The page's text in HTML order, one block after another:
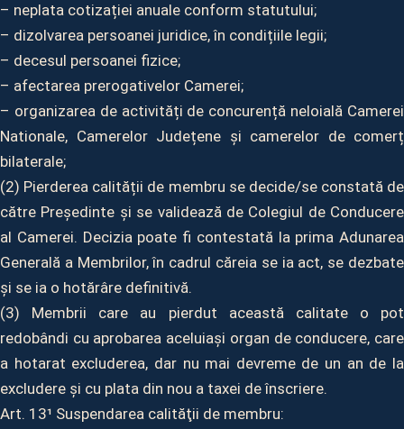
– neplata cotizației anuale conform statutului;
– dizolvarea persoanei juridice, în condițiile legii;
– decesul persoanei fizice;
– afectarea prerogativelor Camerei;
– organizarea de activități de concurență neloială Camerei
Nationale, Camerelor Județene și camerelor de comerț
bilaterale;
(2) Pierderea calității de membru se decide/se constată de
către Președinte și se validează de Colegiul de Conducere
al Camerei. Decizia poate fi contestată la prima Adunarea
Generală a Membrilor, în cadrul căreia se ia act, se dezbate
și se ia o hotărâre definitivă.
(3) Membrii care au pierdut această calitate o pot
redobândi cu aprobarea aceluiași organ de conducere, care
a hotarat excluderea, dar nu mai devreme de un an de la
excludere și cu plata din nou a taxei de înscriere.
Art. 13¹ Suspendarea calităţii de membru: